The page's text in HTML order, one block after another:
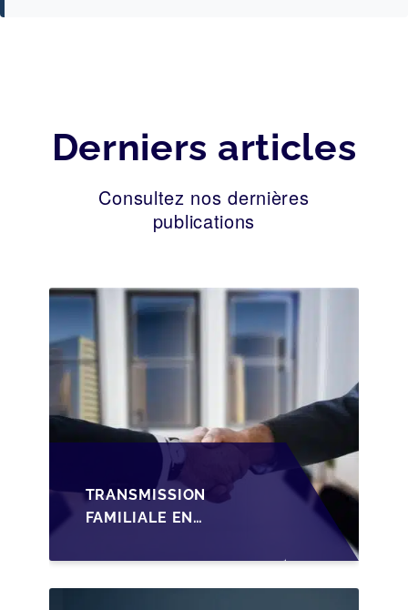
Derniers articles
Consultez nos dernières
publications
TRANSMISSION
FAMILIALE EN
STRUCTURER LA
CESSION DES PARTS